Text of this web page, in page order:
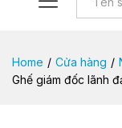
Home / Cửa hàng /
Ghế giám đốc lãnh